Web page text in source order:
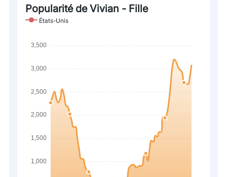
Popularité de Vivian - Fille
États-Unis